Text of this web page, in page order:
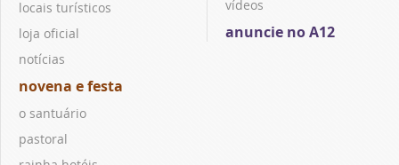
locais turísticos
loja oficial
notícias
novena e festa
o santuário
pastoral
vídeos
anuncie no A12